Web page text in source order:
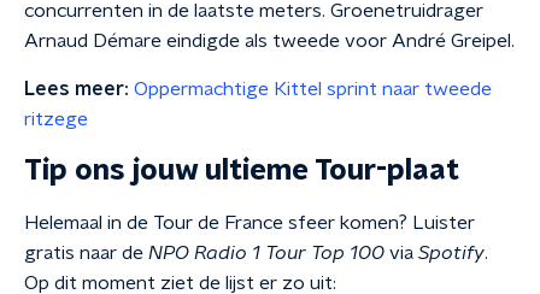
concurrenten in de laatste meters. Groenetruidrager
Arnaud Démare eindigde als tweede voor André Greipel.
Lees meer: Oppermachtige Kittel sprint naar tweede
ritzege
Tip ons jouw ultieme Tour-plaat
Helemaal in de Tour de France sfeer komen? Luister
gratis naar de NPO Radio 1 Tour Top 100 via Spotify.
Op dit moment ziet de lijst er zo uit: